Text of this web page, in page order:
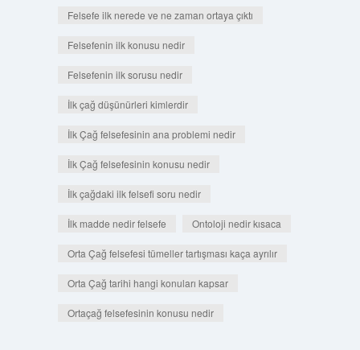
Felsefe ilk nerede ve ne zaman ortaya çıktı
Felsefenin ilk konusu nedir
Felsefenin ilk sorusu nedir
İlk çağ düşünürleri kimlerdir
İlk Çağ felsefesinin ana problemi nedir
İlk Çağ felsefesinin konusu nedir
İlk çağdaki ilk felsefi soru nedir
İlk madde nedir felsefe Ontoloji nedir kısaca
Orta Çağ felsefesi tümeller tartışması kaça ayrılır
Orta Çağ tarihi hangi konuları kapsar
Ortaçağ felsefesinin konusu nedir